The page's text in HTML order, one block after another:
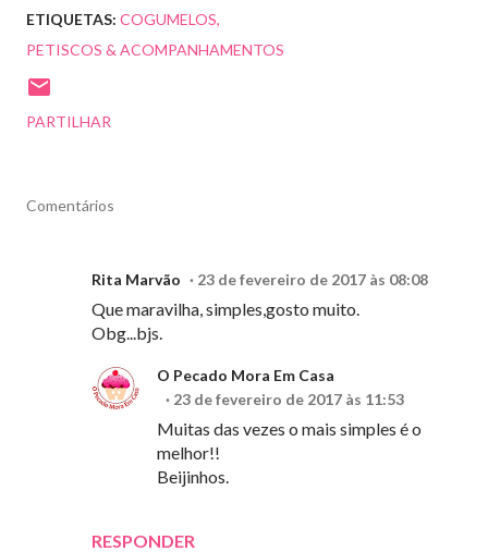
ETIQUETAS: COGUMELOS
PETISCOS & ACOMPANHAMENTOS
PARTILHAR
Comentários
Rita Marvão 23 de fevereiro de 2017 às 08:08
Que maravilha, simples,gosto muito.
Obg...bjs.
RESPONDER
O Pecado Mora Em Casa
23 de fevereiro de 2017 às 11:53
Muitas das vezes o mais simples é o
melhor!!
Beijinhos.